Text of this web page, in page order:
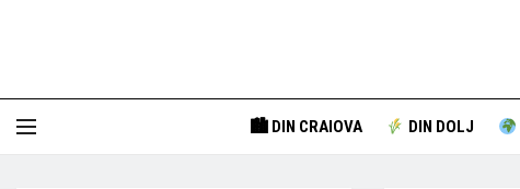
🏙 DIN CRAIOVA DIN DOLJ